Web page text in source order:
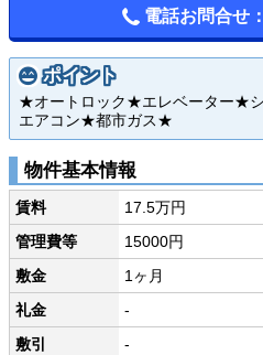
電話お問合せ：
ポイント
★オートロック★エレベーター★
エアコン★都市ガス★
物件基本情報
賃料
17.5万円
管理費等
15000円
敷金
1ヶ月
礼金
-
敷引
-